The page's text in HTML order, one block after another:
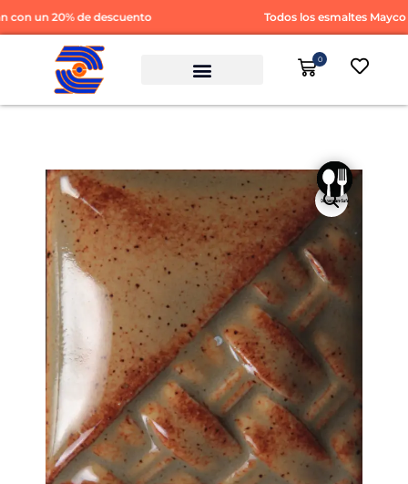
un 20% de descuento Todos los esmaltes Mayco
0